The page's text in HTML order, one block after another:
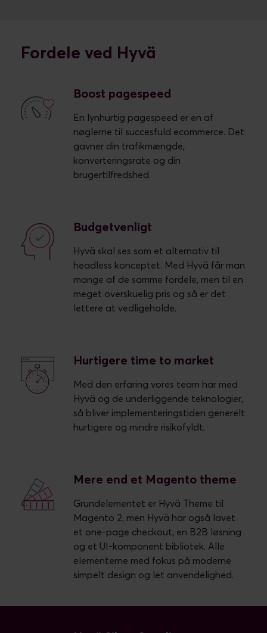
Fordele ved Hyvä
Boost pagespeed
En lynhurtig pagespeed er en af
nøglerne til succesfuld ecommerce. Det
gavner din trafikmængde,
konverteringsrate og din
brugertilfredshed.
Budgetvenligt
Hyvä skal ses som et alternativ til
headless konceptet. Med Hyvä får man
mange af de samme fordele, men til en
meget overskuelig pris og så er det
lettere at vedligeholde.
Hurtigere time to market
Med den erfaring vores team har med
Hyvä og de underliggende teknologier,
så bliver implementeringstiden generelt
hurtigere og mindre risikofyldt.
Mere end et Magento theme
Grundelementet er Hyvä Theme til
Magento 2, men Hyvä har også lavet
et one-page checkout, en B2B løsning
og et UI-komponent bibliotek. Alle
elementerne med fokus på moderne
simpelt design og let anvendelighed.